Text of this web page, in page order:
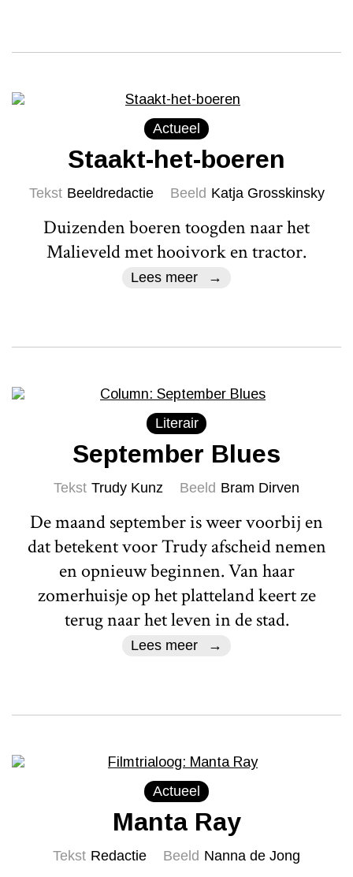
Actueel
Staakt-het-boeren
Tekst Beeldredactie Beeld Katja Grosskinsky
Duizenden boeren toogden naar het
Malieveld met hooivork en tractor.
Lees meer
Literair
September Blues
Tekst Trudy Kunz Beeld Bram Dirven
De maand september is weer voorbij en
dat betekent voor Trudy afscheid nemen
en opnieuw beginnen. Van haar
zomerhuisje op het platteland keert ze
terug naar het leven in de stad.
Lees meer
Actueel
Manta Ray
Tekst Redactie Beeld Nanna de Jong